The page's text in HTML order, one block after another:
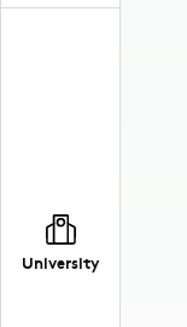
University